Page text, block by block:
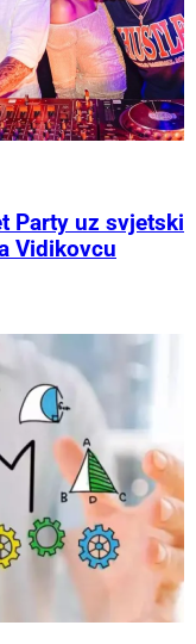
Party uz svjetski
Vidikovcu